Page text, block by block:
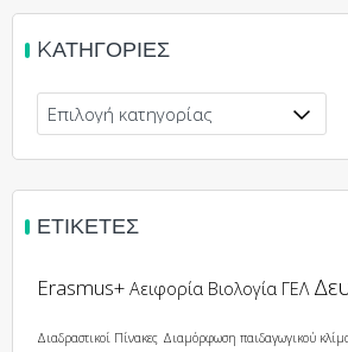
KΑΤΗΓΟΡΊΕΣ
ΕΤΙΚΈΤΕΣ
Erasmus+ Αειφορία Βιολογία ΓΕΛ
Διαδραστικοί Πίνακες Διαμόρφωση παιδαγωγικού